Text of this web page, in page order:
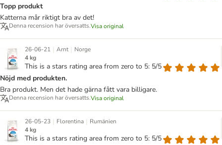
Topp produkt
Katterna mår riktigt bra av det!
Denna recension har översatts.Visa original
26-06-21 | Arnt | Norge
4 kg
This is a stars rating area from zero to 5: 5/5
Nöjd med produkten.
Bra produkt. Men det hade gärna fått vara billigare.
Denna recension har översatts.Visa original
26-05-23 | Florentina | Rumänien
4 kg
This is a stars rating area from zero to 5: 5/5